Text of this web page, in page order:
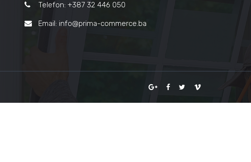
Telefon: +387 32 446 050
Email: info@prima-commerce.ba